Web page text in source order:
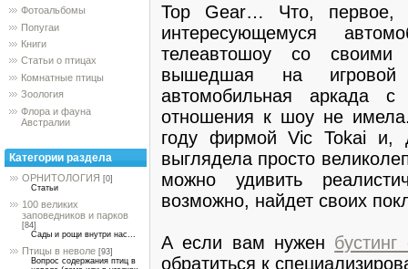
Фотоальбомы
Попугаи
Книги
Статьи о птицах
Комнатные птицы
Зоология
Флора и фауна
Австралии
Категории раздела
ОРНИТОЛОГИЯ [0]
Статьи
100 великих
заповедников и парков
[84]
Сады и рощи внутри нас...
Птицы в неволе [93]
Вопрос содержания птиц в
Top Gear… Что, первое,
интересующемуся
телеавтошоу со своими
вышедшая на
автомобильная аркада с
отношения к шоу не
году фирмой Vic Tokai и,
выглядела просто
можно удивить
возможно, найдет своих
А если вам нужен
обратиться к